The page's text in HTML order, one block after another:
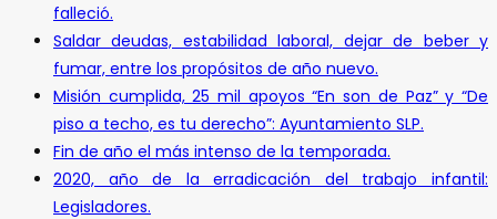
falleció.
Saldar deudas, estabilidad laboral, dejar de beber y
fumar, entre los propósitos de año nuevo.
Misión cumplida, 25 mil apoyos “En son de Paz” y “De
piso a techo, es tu derecho”: Ayuntamiento SLP.
Fin de año el más intenso de la temporada.
2020, año de la erradicación del trabajo infantil:
Legisladores.